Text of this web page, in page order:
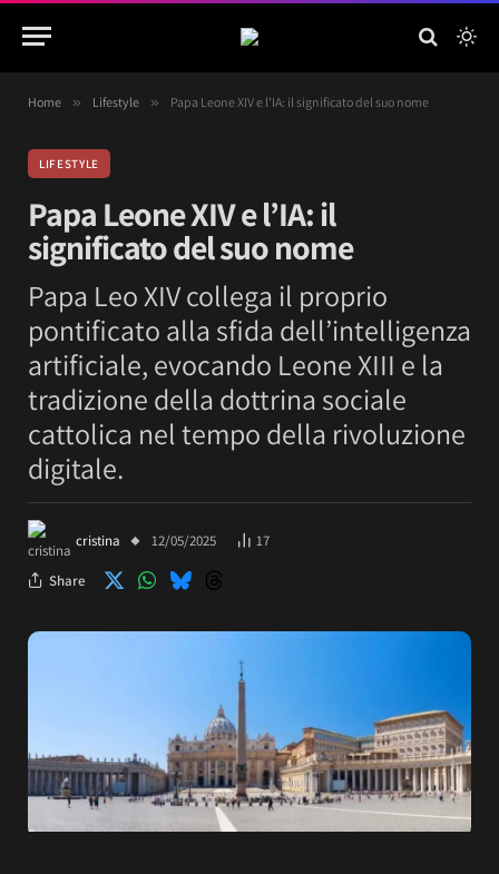
Home » Lifestyle » Papa Leone XIV e l’IA: il significato del suo nome
LIFESTYLE
Papa Leone XIV e l’IA: il
significato del suo nome
Papa Leo XIV collega il proprio
pontificato alla sfida dell’intelligenza
artificiale, evocando Leone XIII e la
tradizione della dottrina sociale
cattolica nel tempo della rivoluzione
digitale.
cristina 12/05/2025 17
Share